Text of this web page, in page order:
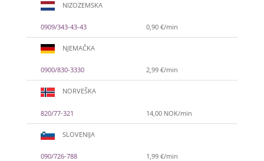
NIZOZEMSKA
0909/343-43-43 0,90 €/min
NJEMAČKA
0900/830-3330 2,99 €/min
NORVEŠKA
820/77-321 14,00 NOK/min
SLOVENIJA
090/726-788 1,99 €/min